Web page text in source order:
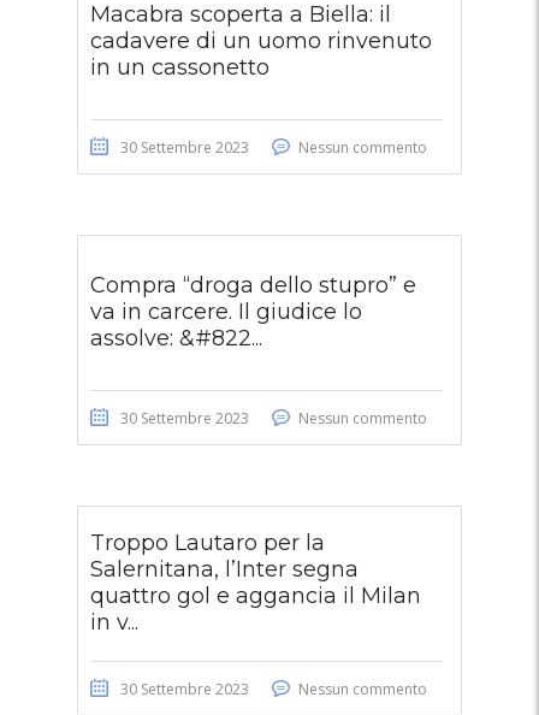
Macabra scoperta a Biella: il
cadavere di un uomo rinvenuto
in un cassonetto
30 Settembre 2023 Nessun commento
Compra “droga dello stupro” e
va in carcere. Il giudice lo
assolve: &#822...
30 Settembre 2023 Nessun commento
Troppo Lautaro per la
Salernitana, l’Inter segna
quattro gol e aggancia il Milan
in v...
30 Settembre 2023 Nessun commento